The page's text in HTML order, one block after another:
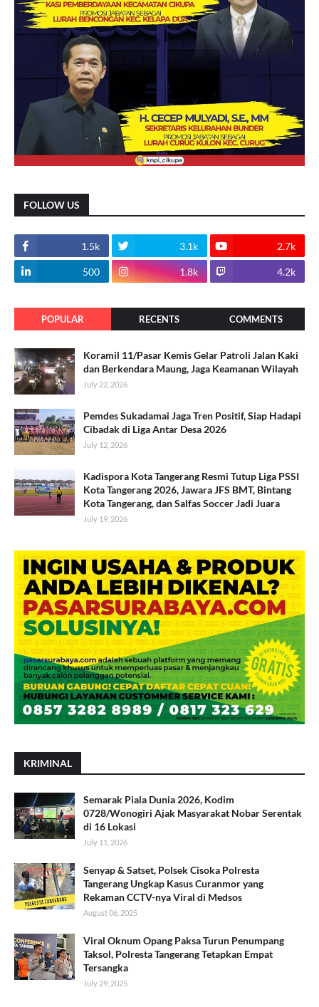
FOLLOW US
1.5k 3.1k 2.7k
500 1.8k 4.2k
POPULAR RECENTS COMMENTS
Koramil 11/Pasar Kemis Gelar Patroli Jalan Kaki
dan Berkendara Maung, Jaga Keamanan Wilayah
July 22, 2026
Pemdes Sukadamai Jaga Tren Positif, Siap Hadapi
Cibadak di Liga Antar Desa 2026
July 12, 2026
Kadispora Kota Tangerang Resmi Tutup Liga PSSI
Kota Tangerang 2026, Jawara JFS BMT, Bintang
Kota Tangerang, dan Salfas Soccer Jadi Juara
July 19, 2026
KRIMINAL
Semarak Piala Dunia 2026, Kodim
0728/Wonogiri Ajak Masyarakat Nobar Serentak
di 16 Lokasi
July 11, 2026
Senyap & Satset, Polsek Cisoka Polresta
Tangerang Ungkap Kasus Curanmor yang
Rekaman CCTV-nya Viral di Medsos
August 06, 2025
Viral Oknum Opang Paksa Turun Penumpang
Taksol, Polresta Tangerang Tetapkan Empat
Tersangka
July 29, 2025